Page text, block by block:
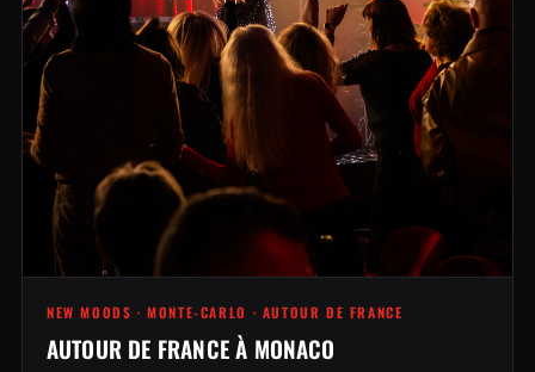
NEW MOODS · MONTE-CARLO · AUTOUR DE FRANCE
AUTOUR DE FRANCE À MONACO